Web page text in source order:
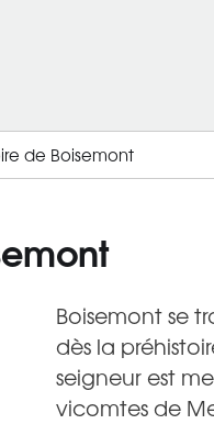
de Boisemont
Boisemont se
dès la
seigneur est
vicomtes de